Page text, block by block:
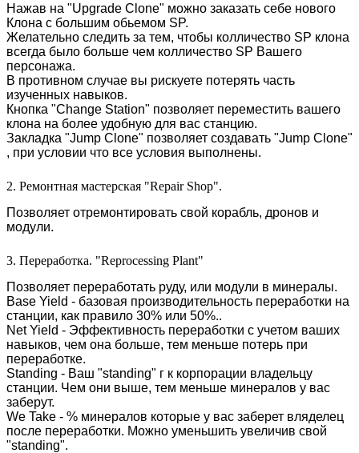
Нажав на "Upgrade Clone" можно заказать себе нового
Клона с большим обьемом SP.
Желательно следить за тем, чтобы колличество SP клона
всегда было больше чем колличество SP Вашего
персонажа.
В противном случае вы рискуете потерять часть
изученных навыков.
Кнопка "Change Station" позволяет переместить вашего
клона на более удобную для вас станцию.
Закладка "Jump Clone" позволяет создавать "Jump Clone"
, при условии что все условия выполнены.
2. Ремонтная мастерская "Repair Shop".
Позволяет отремонтировать свой корабль, дронов и
модули.
3. Переработка. "Reprocessing Plant"
Позволяет переработать руду, или модули в минералы.
Base Yield - базовая производительность переработки на
станции, как правило 30% или 50%..
Net Yield - Эффективность переработки с учетом ваших
навыков, чем она больше, тем меньше потерь при
переработке.
Standing - Ваш "standing" г к корпорации владельцу
станции. Чем они выше, тем меньше минералов у вас
заберут.
We Take - % минералов которые у вас заберет вляделец
после переработки. Можно уменьшить увеличив свой
"standing".